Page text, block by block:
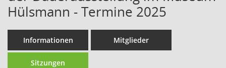
Hülsmann - Termine 2025
Informationen Mitglieder
Sitzungen